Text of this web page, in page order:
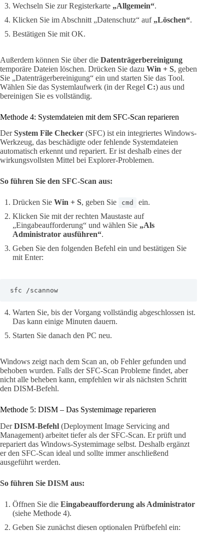
Wechseln Sie zur Registerkarte „Allgemein“.
Klicken Sie im Abschnitt „Datenschutz“ auf „Löschen“.
Bestätigen Sie mit OK.
Außerdem können Sie über die Datenträgerbereinigung
temporäre Dateien löschen. Drücken Sie dazu Win + S, geben
Sie „Datenträgerbereinigung“ ein und starten Sie das Tool.
Wählen Sie das Systemlaufwerk (in der Regel C:) aus und
bereinigen Sie es vollständig.
Methode 4: Systemdateien mit dem SFC-Scan reparieren
DerSystem File Checker (SFC) ist ein integriertes Windows-
Werkzeug, das beschädigte oder fehlende Systemdateien
automatisch erkennt und repariert. Er ist deshalb eines der
wirkungsvollsten Mittel bei Explorer-Problemen.
So führen Sie den SFC-Scan aus:
Drücken Sie Win + S, geben Sie cmd
ein.
Klicken Sie mit der rechten Maustaste auf
„Eingabeaufforderung“ und wählen Sie „Als
Administrator ausführen“.
Geben Sie den folgenden Befehl ein und bestätigen Sie
mit Enter:
sfc /scannow
Warten Sie, bis der Vorgang vollständig abgeschlossen ist.
Das kann einige Minuten dauern.
Starten Sie danach den PC neu.
Windows zeigt nach dem Scan an, ob Fehler gefunden und
behoben wurden. Falls der SFC-Scan Probleme findet, aber
nicht alle beheben kann, empfehlen wir als nächsten Schritt
den DISM-Befehl.
Methode 5: DISM – Das Systemimage reparieren
DerDISM-Befehl (Deployment Image Servicing and
Management) arbeitet tiefer als der SFC-Scan. Er prüft und
repariert das Windows-Systemimage selbst. Deshalb ergänzt
er den SFC-Scan ideal und sollte immer anschließend
ausgeführt werden.
So führen Sie DISM aus:
Öffnen Sie die Eingabeaufforderung als Administrator
(siehe Methode 4).
Geben Sie zunächst diesen optionalen Prüfbefehl ein: